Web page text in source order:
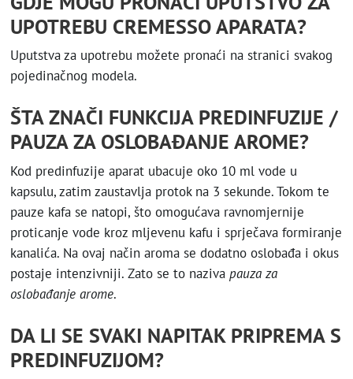
UPOTREBU CREMESSO APARATA?
Uputstva za upotrebu možete pronaći na stranici svakog
pojedinačnog modela.
ŠTA ZNAČI FUNKCIJA PREDINFUZIJE /
PAUZA ZA OSLOBAĐANJE AROME?
Kod predinfuzije aparat ubacuje oko 10 ml vode u
kapsulu, zatim zaustavlja protok na 3 sekunde. Tokom te
pauze kafa se natopi, što omogućava ravnomjernije
proticanje vode kroz mljevenu kafu i sprječava formiranje
kanalića. Na ovaj način aroma se dodatno oslobađa i okus
postaje intenzivniji. Zato se to naziva pauza za
oslobađanje arome.
DA LI SE SVAKI NAPITAK PRIPREMA S
PREDINFUZIJOM?